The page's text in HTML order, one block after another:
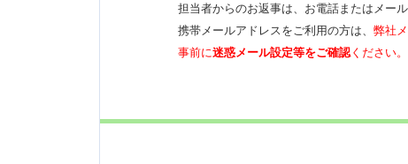
担当者からのお返事は、お電話またはメー
携帯メールアドレスをご利用の方は、 弊社
事前に迷惑メール設定等をご確認ください。